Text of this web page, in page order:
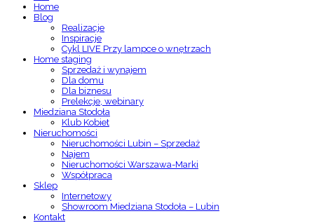
Home
Blog
Realizacje
Inspiracje
Cykl LIVE Przy lampce o wnętrzach
Home staging
Sprzedaż i wynajem
Dla domu
Dla biznesu
Prelekcje, webinary
Miedziana Stodoła
Klub Kobiet
Nieruchomości
Nieruchomości Lubin – Sprzedaż
Najem
Nieruchomości Warszawa-Marki
Współpraca
Sklep
Internetowy
Showroom Miedziana Stodoła – Lubin
Kontakt